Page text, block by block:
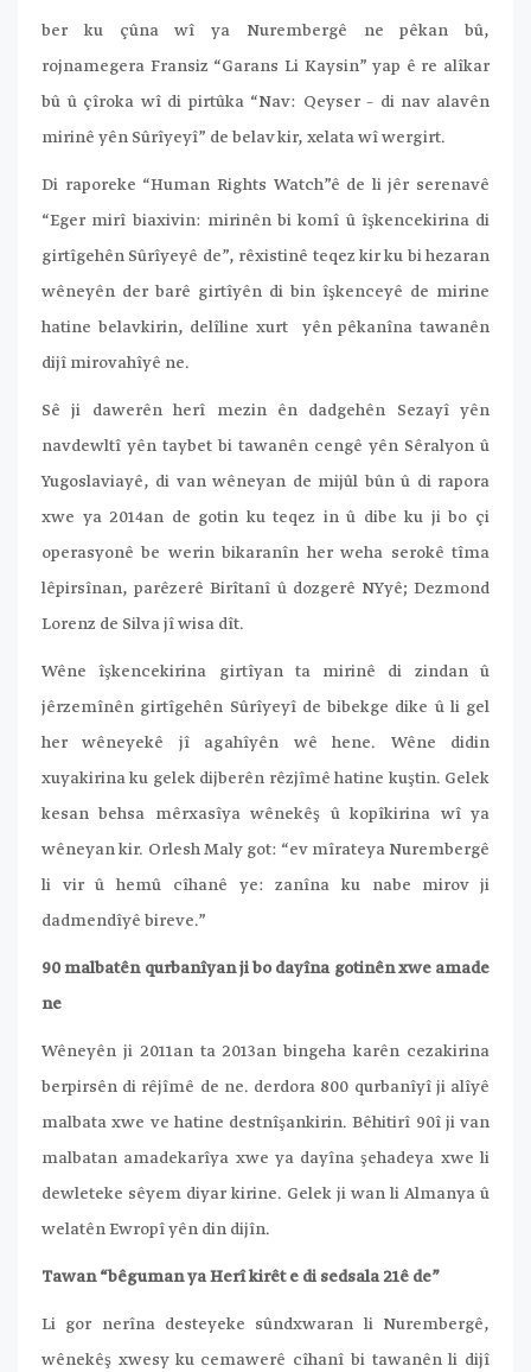
ber ku çûna wî ya Nurembergê ne pêkan bû,
rojnamegera Fransiz “Garans Li Kaysin” yap ê re alîkar
bû û çîroka wî di pirtûka “Nav: Qeyser – di nav alavên
mirinê yên Sûrîyeyî” de belav kir, xelata wî wergirt.
Di raporeke “Human Rights Watch”ê de li jêr serenavê
“Eger mirî biaxivin: mirinên bi komî û îşkencekirina di
girtîgehên Sûrîyeyê de”, rêxistinê teqez kir ku bi hezaran
wêneyên der barê girtîyên di bin îşkenceyê de mirine
hatine belavkirin, delîline xurt yên pêkanîna tawanên
dijî mirovahîyê ne.
Sê ji dawerên herî mezin ên dadgehên Sezayî yên
navdewltî yên taybet bi tawanên cengê yên Sêralyon û
Yugoslaviayê, di van wêneyan de mijûl bûn û di rapora
xwe ya 2014an de gotin ku teqez in û dibe ku ji bo çi
operasyonê be werin bikaranîn her weha serokê tîma
lêpirsînan, parêzerê Birîtanî û dozgerê NYyê; Dezmond
Lorenz de Silva jî wisa dît.
Wêne îşkencekirina girtîyan ta mirinê di zindan û
jêrzemînên girtîgehên Sûrîyeyî de bibekge dike û li gel
her wêneyekê jî agahîyên wê hene. Wêne didin
xuyakirina ku gelek dijberên rêzjîmê hatine kuştin. Gelek
kesan behsa mêrxasîya wênekêş û kopîkirina wî ya
wêneyan kir. Orlesh Maly got: “ev mîrateya Nurembergê
li vir û hemû cîhanê ye: zanîna ku nabe mirov ji
dadmendîyê bireve.”
90 malbatên qurbanîyan ji bo dayîna gotinên xwe amade
ne
Wêneyên ji 2011an ta 2013an bingeha karên cezakirina
berpirsên di rêjîmê de ne. derdora 800 qurbanîyî ji alîyê
malbata xwe ve hatine destnîşankirin. Bêhitirî 90î ji van
malbatan amadekarîya xwe ya dayîna şehadeya xwe li
dewleteke sêyem diyar kirine. Gelek ji wan li Almanya û
welatên Ewropî yên din dijîn.
Tawan “bêguman ya Herî kirêt e di sedsala 21ê de”
Li gor nerîna desteyeke sûndxwaran li Nurembergê,
wênekêş xwesy ku cemawerê cîhanî bi tawanên li dijî